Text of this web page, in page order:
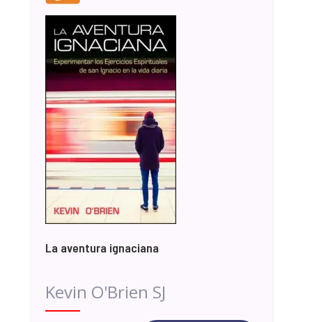
La aventura ignaciana
Kevin O'Brien SJ